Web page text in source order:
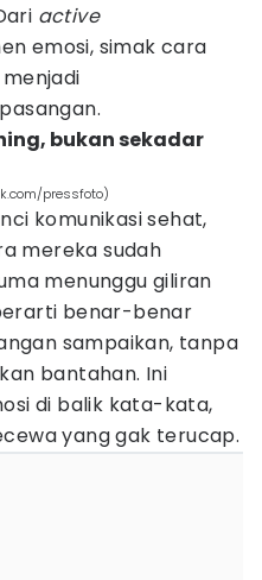
active
emosi, simak cara
bukan sekadar
pressfoto)
komunikasi sehat,
mereka sudah
menunggu giliran
benar-benar
sampaikan, tanpa
bantahan. Ini
di balik kata-kata,
yang gak terucap.